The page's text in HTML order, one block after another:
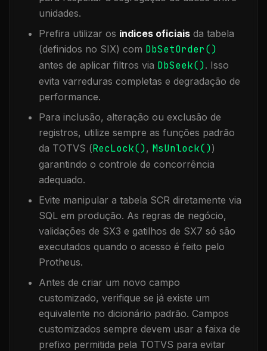
unidades.
Prefira utilizar os índices oficiais da tabela
(definidos no SIX) com DbSetOrder()
antes de aplicar filtros via DbSeek(). Isso
evita varreduras completas e degradação de
performance.
Para inclusão, alteração ou exclusão de
registros, utilize sempre as funções padrão
da TOTVS (RecLock(), MsUnlock())
garantindo o controle de concorrência
adequado.
Evite manipular a tabela SCR diretamente via
SQL em produção. As regras de negócio,
validações de SX3 e gatilhos de SX7 só são
executados quando o acesso é feito pelo
Protheus.
Antes de criar um novo campo
customizado, verifique se já existe um
equivalente no dicionário padrão. Campos
customizados sempre devem usar a faixa de
prefixo permitida pela TOTVS para evitar